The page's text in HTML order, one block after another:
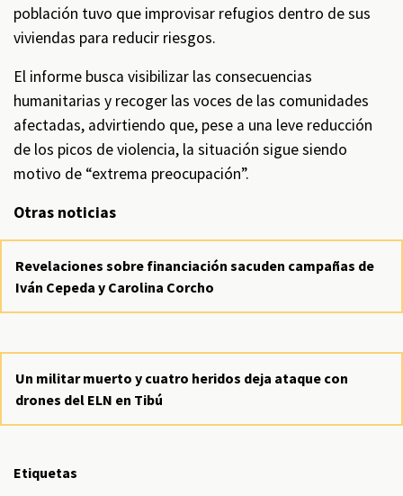
población tuvo que improvisar refugios dentro de sus
viviendas para reducir riesgos.
El informe busca visibilizar las consecuencias
humanitarias y recoger las voces de las comunidades
afectadas, advirtiendo que, pese a una leve reducción
de los picos de violencia, la situación sigue siendo
motivo de “extrema preocupación”.
Otras noticias
Revelaciones sobre financiación sacuden campañas de
Iván Cepeda y Carolina Corcho
Un militar muerto y cuatro heridos deja ataque con
drones del ELN en Tibú
Etiquetas